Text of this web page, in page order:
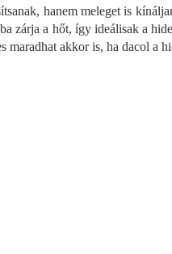
hanem meleget is
zárja a hőt, így ideálisak a
maradhat akkor is, ha dacol a